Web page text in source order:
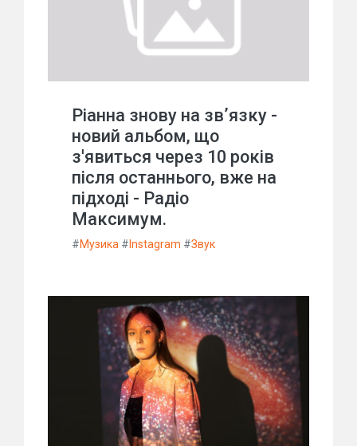
Ріанна знову на зв’язку -
новий альбом, що
з'явиться через 10 років
після останнього, вже на
підході - Радіо
Максимум.
#Музика # Instagram #Звук